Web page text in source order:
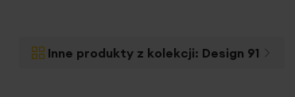
Inne produkty z kolekcji: Design 91